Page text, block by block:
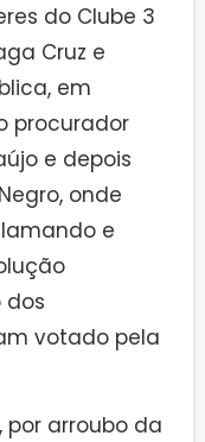
do Clube 3
Cruz e
em
procurador
e depois
onde
e
votado pela
por arroubo da